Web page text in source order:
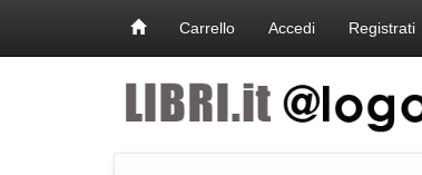
Carrello Accedi Registrati